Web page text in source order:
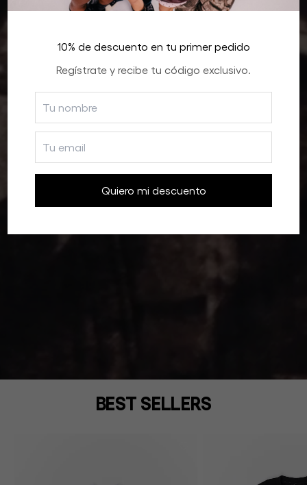
BEST SELLERS
10% de descuento en tu primer pedido
Regístrate y recibe tu código exclusivo.
Quiero mi descuento